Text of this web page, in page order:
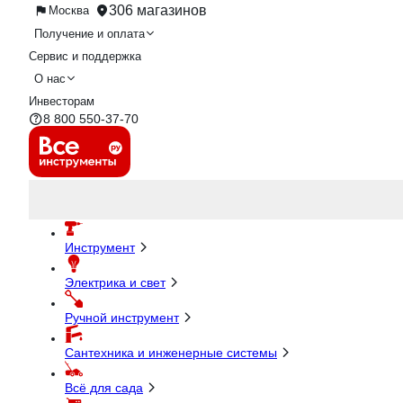
Москва 306 магазинов
Получение и оплата
Сервис и поддержка
О нас
Инвесторам
8 800 550-37-70
Инструмент
Электрика и свет
Ручной инструмент
Сантехника и инженерные системы
Всё для сада